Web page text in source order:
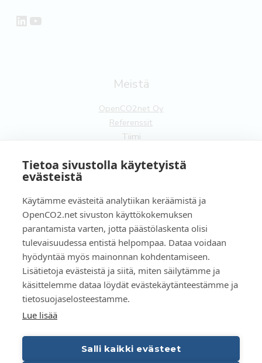
Tietoa sivustolla käytetyistä
evästeistä
Käytämme evästeitä analytiikan keräämistä ja
OpenCO2.net sivuston käyttökokemuksen
parantamista varten, jotta päästölaskenta olisi
tulevaisuudessa entistä helpompaa. Dataa voidaan
hyödyntää myös mainonnan kohdentamiseen.
Lisätietoja evästeistä ja siitä, miten säilytämme ja
käsittelemme dataa löydät evästekäytänteestämme ja
tietosuojaselosteestamme.
Lue lisää
Salli kaikki evästeet
LinkedIn
YouTube
Meistä
OpenCO2net Oy
Referenssit
Tiimi
Ota yhteyttä
Tilaa uutiskirje
Käyttöehdot
Tietosuojaseloste
Evästeet
FI
EN